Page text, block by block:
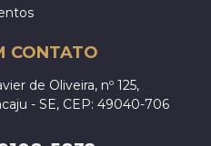
CONTATO
de Oliveira, nº 125,
- SE, CEP: 49040-706